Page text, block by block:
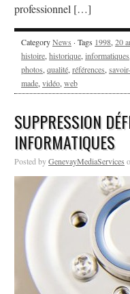
professionnel […]
CategoryNews · Tags 1998, 20
histoire, historique, informatiques
photos, qualité, références,
made, vidéo, web
SUPPRESSION
INFORMATIQUES
Posted byGenevayMediaServices